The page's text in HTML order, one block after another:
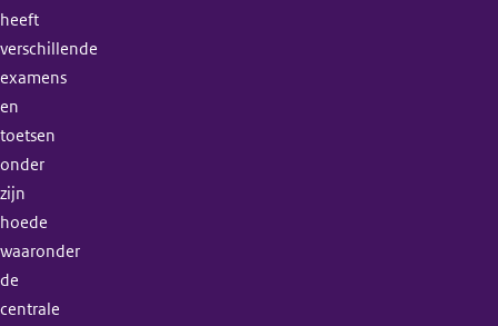
heeft
verschillende
examens
en
toetsen
onder
zijn
hoede
waaronder
de
centrale